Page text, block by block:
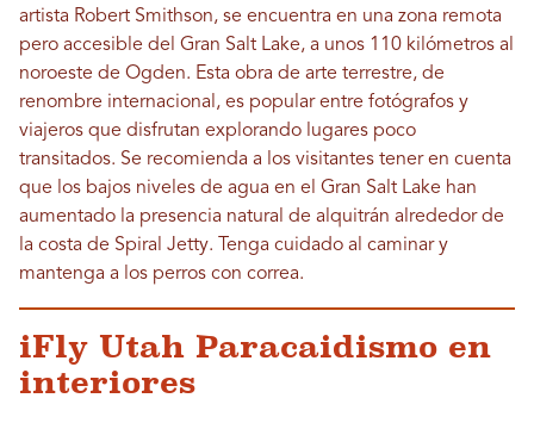
artista Robert Smithson, se encuentra en una zona remota
pero accesible del Gran Salt Lake, a unos 110 kilómetros al
noroeste de Ogden. Esta obra de arte terrestre, de
renombre internacional, es popular entre fotógrafos y
viajeros que disfrutan explorando lugares poco
transitados. Se recomienda a los visitantes tener en cuenta
que los bajos niveles de agua en el Gran Salt Lake han
aumentado la presencia natural de alquitrán alrededor de
la costa de Spiral Jetty. Tenga cuidado al caminar y
mantenga a los perros con correa.
iFly Utah Paracaidismo en
interiores